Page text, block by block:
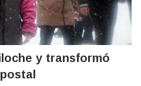
y transformó